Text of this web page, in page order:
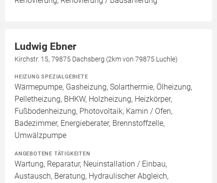
Ludwig Ebner
Kirchstr. 15, 79875 Dachsberg (2km von 79875 Luchle)
HEIZUNG SPEZIALGEBIETE
Wärmepumpe, Gasheizung, Solarthermie, Ölheizung,
Pelletheizung, BHKW, Holzheizung, Heizkörper,
Fußbodenheizung, Photovoltaik, Kamin / Ofen,
Badezimmer, Energieberater, Brennstoffzelle,
Umwälzpumpe
ANGEBOTENE TÄTIGKEITEN
Wartung, Reparatur, Neuinstallation / Einbau,
Austausch, Beratung, Hydraulischer Abgleich,